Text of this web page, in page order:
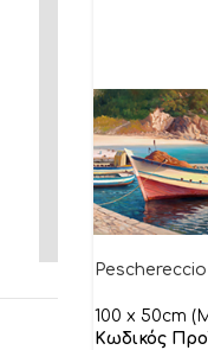
Peschereccio
100 x 50cm
Κωδικός